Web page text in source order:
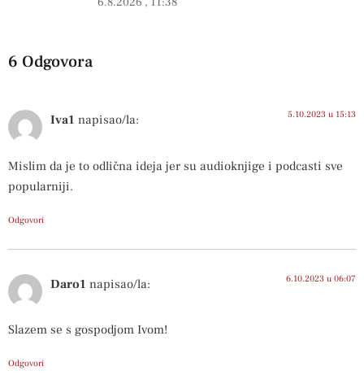
6 Odgovora
Iva1 napisao/la: 5.10.2023 u 15:13
Mislim da je to odlična ideja jer su audioknjige i podcasti sve
popularniji.
Odgovori
Daro1 napisao/la: 6.10.2023 u 06:07
Slazem se s gospodjom Ivom!
Odgovori